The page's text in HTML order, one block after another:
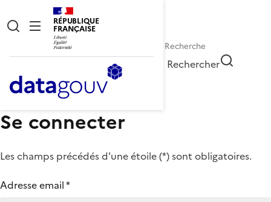
RÉPUBLIQUE
FRANÇAISE
Rechercher
Se connecter
Les champs précédés d'une étoile (*) sont obligatoires.
Adresse email*